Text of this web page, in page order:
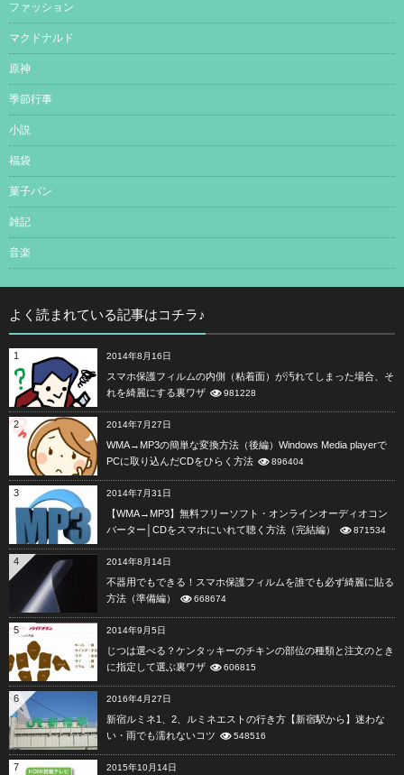
ファッション
マクドナルド
原神
季節行事
小説
福袋
菓子パン
雑記
音楽
よく読まれている記事はコチラ♪
1 2014年8月16日
スマホ保護フィルムの内側（粘着面）が汚れてしまった場合、そ
れを綺麗にする裏ワザ
981228
2 2014年7月27日
WMA→MP3の簡単な変換方法（後編）Windows Media playerで
PCに取り込んだCDをひらく方法
896404
3 2014年7月31日
【WMA→MP3】無料フリーソフト・オンラインオーディオコン
バーター│CDをスマホにいれて聴く方法（完結編）
871534
4 2014年8月14日
不器用でもできる！スマホ保護フィルムを誰でも必ず綺麗に貼る
方法（準備編）
668674
5 2014年9月5日
じつは選べる？ケンタッキーのチキンの部位の種類と注文のとき
に指定して選ぶ裏ワザ
606815
6 2016年4月27日
新宿ルミネ1、2、ルミネエストの行き方【新宿駅から】迷わな
い・雨でも濡れないコツ
548516
7 2015年10月14日